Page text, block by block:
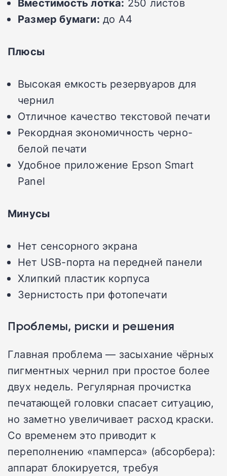
Размер бумаги: до А4
Плюсы
Высокая емкость резервуаров для
чернил
Отличное качество текстовой печати
Рекордная экономичность черно-
белой печати
Удобное приложение Epson Smart
Panel
Минусы
Нет сенсорного экрана
Нет USB-порта на передней панели
Хлипкий пластик корпуса
Зернистость при фотопечати
Проблемы, риски и решения
Главная проблема — засыхание чёрных
пигментных чернил при простое более
двух недель. Регулярная прочистка
печатающей головки спасает ситуацию,
но заметно увеличивает расход краски.
Со временем это приводит к
переполнению «памперса» (абсорбера):
аппарат блокируется, требуя